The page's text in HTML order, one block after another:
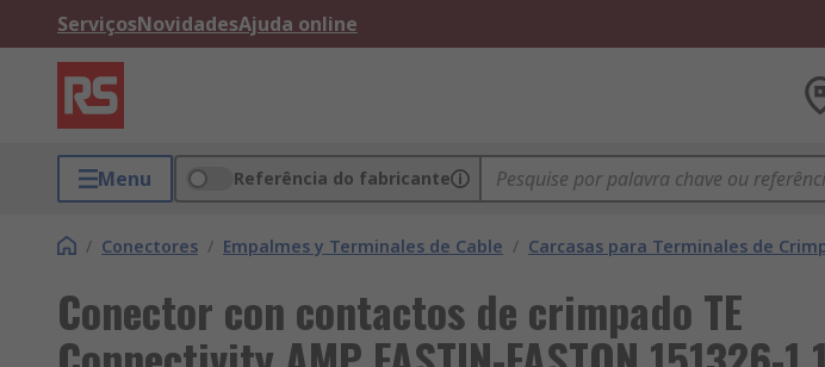
ServiçosNovidadesAjuda online
Menu Referência do fabricante
/ Conectores / Empalmes y Terminales de Cable / Carcasas para Terminales de
Conector con contactos de crimpado TE